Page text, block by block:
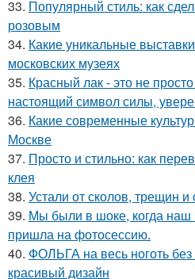
33. Популярный стиль: как
розовым
34. Какие уникальные
московских музеях
35. Красный лак - это не
настоящий символ силы,
36. Какие современные
Москве
37. Просто и стильно: как
клея
38. Устали от сколов, трещин и
39. Мы были в шоке, когда наш
пришла на фотосессию.
40. ФОЛЬГА на весь ноготь без
красивый дизайн